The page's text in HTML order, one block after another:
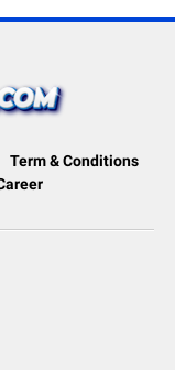
Term & Conditions